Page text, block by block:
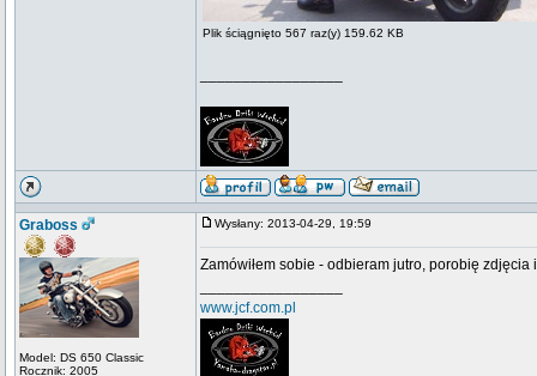
Plik ściągnięto 567 raz(y) 159.62 KB
Graboss
Model: DS 650 Classic
Rocznik: 2005
Wysłany: 2013-04-29, 19:59
Zamówiłem sobie - odbieram jutro, porobię zdjęcia
www.jcf.com.pl